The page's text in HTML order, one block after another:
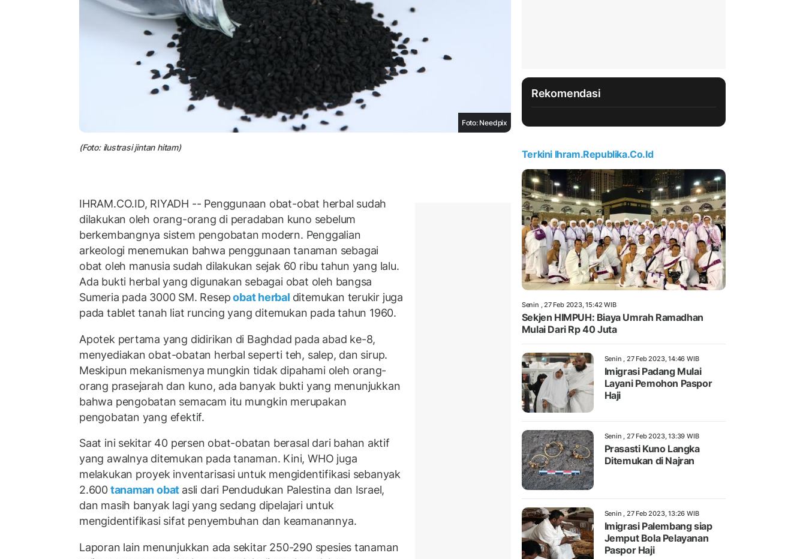
Foto: Needpix
(Foto: ilustrasi jintan hitam)
IHRAM.CO.ID, RIYADH -- Penggunaan obat-obat herbal sudah
dilakukan oleh orang-orang di peradaban kuno sebelum
berkembangnya sistem pengobatan modern. Penggalian
arkeologi menemukan bahwa penggunaan tanaman sebagai
obat oleh manusia sudah dilakukan sejak 60 ribu tahun yang lalu.
Ada bukti herbal yang digunakan sebagai obat oleh bangsa
Sumeria pada 3000 SM. Resepobat herbal ditemukan terukir juga
pada tablet tanah liat runcing yang ditemukan pada tahun 1960.
Apotek pertama yang didirikan di Baghdad pada abad ke-8,
menyediakan obat-obatan herbal seperti teh, salep, dan sirup.
Meskipun mekanismenya mungkin tidak dipahami oleh orang-
orang prasejarah dan kuno, ada banyak bukti yang menunjukkan
bahwa pengobatan semacam itu mungkin merupakan
pengobatan yang efektif.
Saat ini sekitar 40 persen obat-obatan berasal dari bahan aktif
yang awalnya ditemukan pada tanaman. Kini, WHO juga
melakukan proyek inventarisasi untuk mengidentifikasi sebanyak
2.600tanaman obat asli dari Pendudukan Palestina dan Israel,
dan masih banyak lagi yang sedang dipelajari untuk
mengidentifikasi sifat penyembuhan dan keamanannya.
Laporan lain menunjukkan ada sekitar 250-290 spesies tanaman
Rekomendasi
Terkini Ihram.republika.co.id
Senin , 27 Feb 2023, 15:42 WIB
Sekjen HIMPUH: Biaya Umrah Ramadhan
Mulai Dari Rp 40 Juta
Senin , 27 Feb 2023, 14:46 WIB
Imigrasi Padang Mulai
Layani Pemohon Paspor
Haji
Senin , 27 Feb 2023, 13:39 WIB
Prasasti Kuno Langka
Ditemukan di Najran
Senin , 27 Feb 2023, 13:26 WIB
Imigrasi Palembang siap
Jemput Bola Pelayanan
Paspor Haji